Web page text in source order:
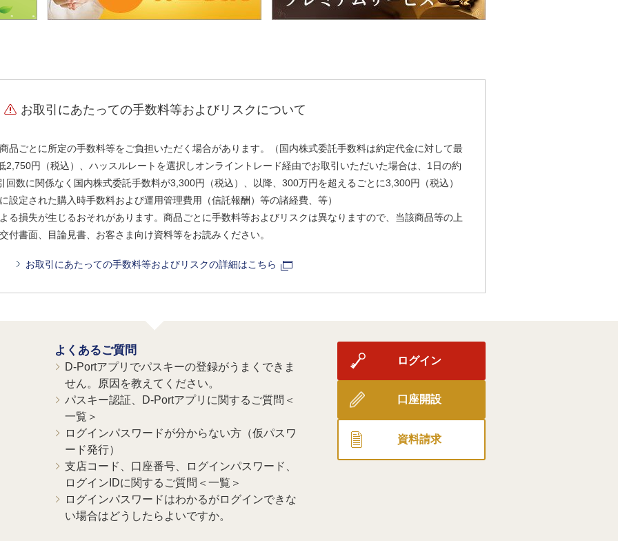
お取引にあたっての手数料等およびリスクについて
品ごとに所定の手数料等をご負担いただく場合があります。（国内株式委託手数料は約定代金に対して最
2,750円（税込）、ハッスルレートを選択しオンライントレード経由でお取引いただいた場合は、1日の約
数に関係なく国内株式委託手数料が3,300円（税込）、以降、300万円を超えるごとに3,300円（税込）
設定された購入時手数料および運用管理費用（信託報酬）等の諸経費、等）
る損失が生じるおそれがあります。商品ごとに手数料等およびリスクは異なりますので、当該商品等の上
付書面、目論見書、お客さま向け資料等をお読みください。
お取引にあたっての手数料等およびリスクの詳細はこちら
よくあるご質問
D-Portアプリでパスキーの登録がうまくできま
せん。原因を教えてください。
パスキー認証、D-Portアプリに関するご質問＜
一覧＞
ログインパスワードが分からない方（仮パスワ
ード発行）
支店コード、口座番号、ログインパスワード、
ログインIDに関するご質問＜一覧＞
ログインパスワードはわかるがログインできな
い場合はどうしたらよいですか。
ログイン
口座開設
資料請求